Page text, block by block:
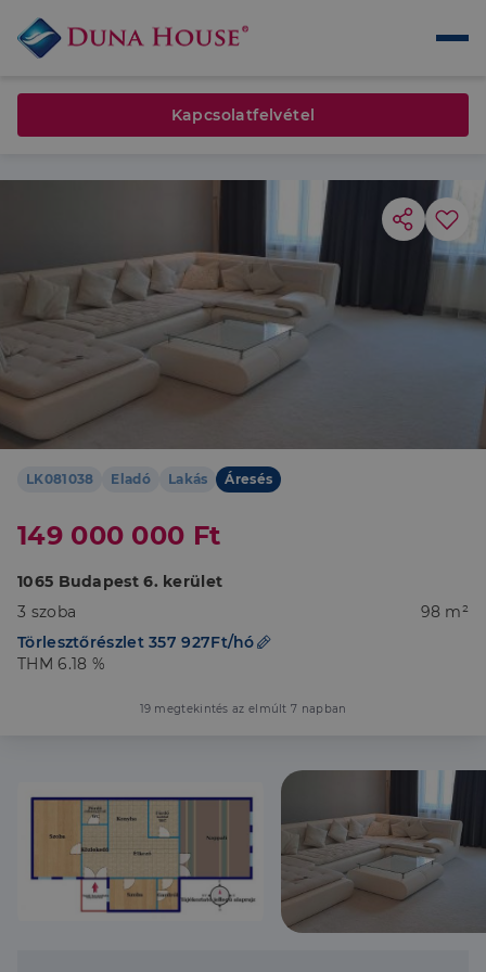
LK081038 Eladó Lakás Áresés
149 000 000 Ft
1065 Budapest 6. kerület
3 szoba
98 m²
Törlesztőrészlet 357 927Ft/hó
THM 6.18 %
19 megtekintés az elmúlt 7 napban
Kapcsolatfelvétel